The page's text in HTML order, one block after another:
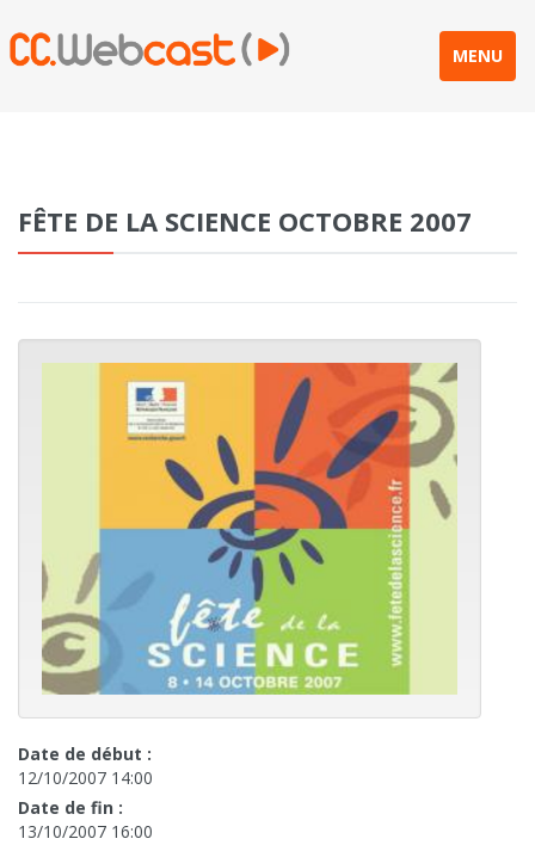
MENU
FÊTE DE LA SCIENCE OCTOBRE 2007
Date de début :
12/10/2007 14:00
Date de fin :
13/10/2007 16:00